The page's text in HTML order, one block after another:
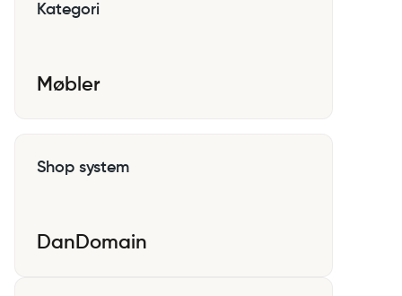
Kategori
Møbler
Shop system
DanDomain